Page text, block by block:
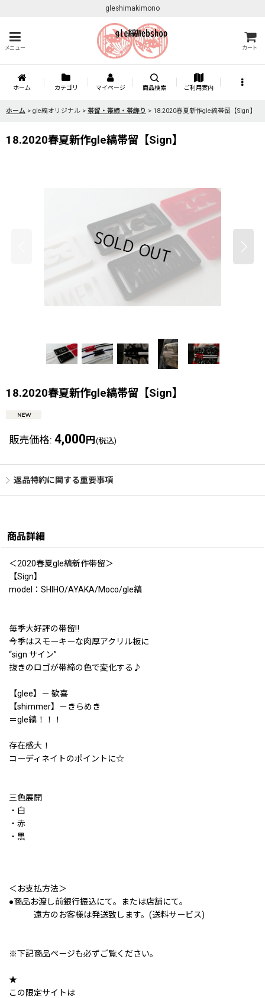
gleshimakimono
メニュー カート
ホーム カテゴリ マイページ 商品検索 ご利用案内
ホーム > gle縞オリジナル > 帯留・帯締・帯飾り > 18.2020春夏新作gle縞帯留【Sign】
18.2020春夏新作gle縞帯留【Sign】
18.2020春夏新作gle縞帯留【Sign】
販売価格: 4,000 円 (税込)
返品特約に関する重要事項
商品詳細
＜2020春夏gle縞新作帯留＞
【Sign】
model：SHIHO/AYAKA/Moco/gle縞
毎季大好評の帯留‼
今季はスモーキーな肉厚アクリル板に
“sign サイン”
抜きのロゴが帯締の色で変化する♪
【glee】－ 歓喜
【shimmer】－きらめき
＝gle縞！！！
存在感大！
コーディネイトのポイントに☆
三色展開
・白
・赤
・黒
＜お支払方法＞
●商品お渡し前銀行振込にて。または店舗にて。
遠方のお客様は発送致します。(送料サービス)
※下記商品ページも必ずご覧ください。
★
この限定サイトは